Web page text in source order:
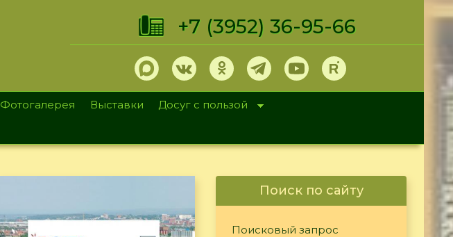
+7 (3952) 36-95-66
Фотогалерея Выставки
Досуг с пользой
Поиск по сайту
Поисковый запрос